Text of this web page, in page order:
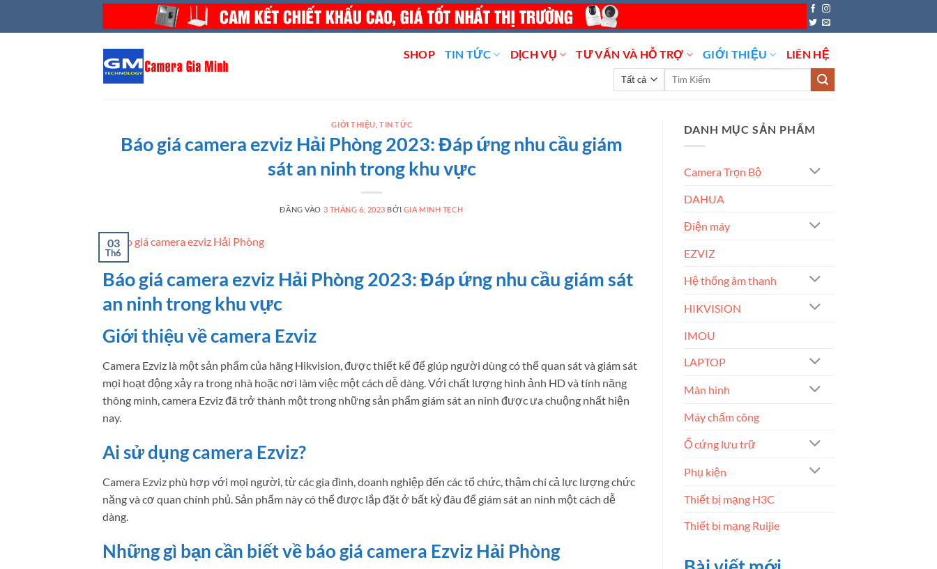
SHOP TIN TỨC DỊCH VỤ TƯ VẤN VÀ HỖ TRỢ GIỚI THIỆU LIÊN HỆ
Tìm
GIỚI THIỆU ,TIN TỨC
Báo giá camera ezviz Hải Phòng 2023: Đáp ứng nhu cầu giám
sát an ninh trong khu vực
ĐĂNG VÀO 3 THÁNG 6, 2023 BỞI GIA MINH TECH
03
Th6
Báo giá camera ezviz Hải Phòng 2023: Đáp ứng nhu cầu giám sát
an ninh trong khu vực
Giới thiệu về camera Ezviz
Camera Ezviz là một sản phẩm của hãng Hikvision, được thiết kế để giúp người dùng có thể quan sát và giám sát
mọi hoạt động xảy ra trong nhà hoặc nơi làm việc một cách dễ dàng. Với chất lượng hình ảnh HD và tính năng
thông minh, camera Ezviz đã trở thành một trong những sản phẩm giám sát an ninh được ưa chuộng nhất hiện
nay.
Ai sử dụng camera Ezviz?
Camera Ezviz phù hợp với mọi người, từ các gia đình, doanh nghiệp đến các tổ chức, thậm chí cả lực lượng chức
năng và cơ quan chính phủ. Sản phẩm này có thể được lắp đặt ở bất kỳ đâu để giám sát an ninh một cách dễ
dàng.
Những gì bạn cần biết về báo giá camera Ezviz Hải Phòng
DANH MỤC SẢN PHẨM
Camera Trọn Bộ
DAHUA
Điện máy
EZVIZ
Hệ thống âm thanh
HIKVISION
IMOU
LAPTOP
Màn hình
Máy chấm công
Ổ cứng lưu trữ
Phụ kiện
Thiết bị mạng H3C
Thiết bị mạng Ruijie